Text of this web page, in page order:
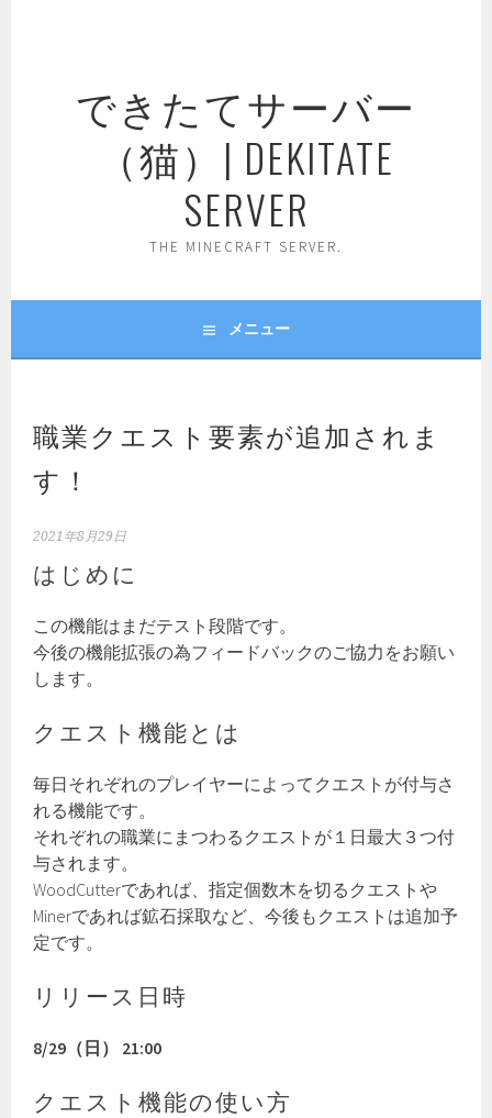
できたてサーバー
（猫）| DEKITATE
SERVER
THE MINECRAFT SERVER.
メニュー
職業クエスト要素が追加されま
す！
2021年8月29日
はじめに
この機能はまだテスト段階です。
今後の機能拡張の為フィードバックのご協力をお願い
します。
クエスト機能とは
毎日それぞれのプレイヤーによってクエストが付与さ
れる機能です。
それぞれの職業にまつわるクエストが１日最大３つ付
与されます。
WoodCutterであれば、指定個数木を切るクエストや
Minerであれば鉱石採取など、今後もクエストは追加予
定です。
リリース日時
8/29（日） 21:00
クエスト機能の使い方